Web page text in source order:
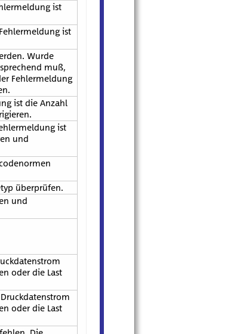
ist
ist
Wurde
muß,
Fehlermeldung
ist die Anzahl
ist
und
überprüfen.
und
oder die Last
oder die Last